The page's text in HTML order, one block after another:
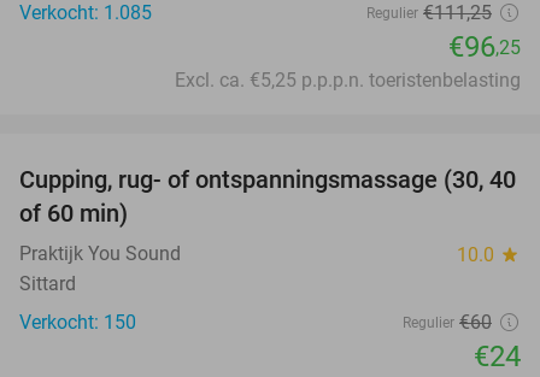
Verkocht: 1.085
Regulier €111,25
€96,25
Excl. ca. €5,25 p.p.p.n. toeristenbelasting
60%
Cupping, rug- of ontspanningsmassage (30, 40
of 60 min)
Praktijk You Sound 10.0 star
Sittard
Verkocht: 150
Regulier €60
€24